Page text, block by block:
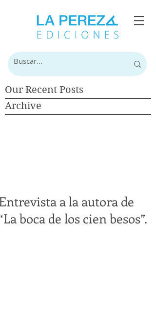
Our Recent Posts
Archive
a la autora de
boca de los cien besos”.